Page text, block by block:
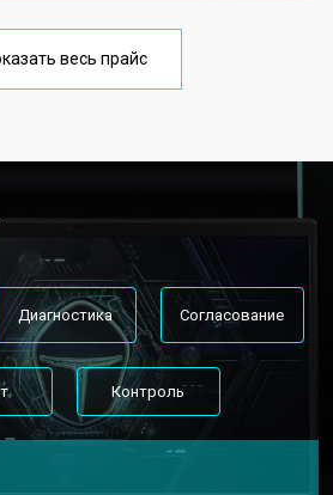
от 2900 ₽
от 2200 ₽ Заказать
от 3500 ₽
от 2200 ₽
от 1700 ₽
весь прайс
Диагностика Согласование
Контроль